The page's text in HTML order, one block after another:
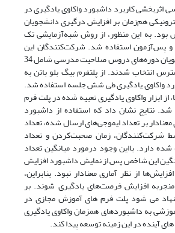
اثربخشی کاربرد داشبورد واکاوی یادگیری در
هم‌زمان بر افزایش درگیری دانشجویان
به این منظور، از روش شبه‌آزمایشی تک
پس‌آزمون استفاده شد. شرکت‌کنندگان این
پژوهش شامل دانشجویان دوره‌های دروس صلاحیت مدرسی شامل 34
انتخاب شدند. از پلتفرم بیگ بلو باتن به
واکاوی یادگیری طی شش جلسه استفاده شد.
ابزار واکاوی یادگیری تعبیه شده در پلت فرم
شد. نتایج نشان داد که استفاده از داشبورد
معنادار بر تعداد ایموجی‌های ارسال شده، تعداد
شرکت‌کنندگان، زمان صحبت‌کردن و تعداد
دارد. بااین وجود درمورد میانگین تعداد
این شاخص‌ پس از نمایش داشبورد افزایش
از نظر آماری معنادار نبود. بنابراین،
افزایش فرصت‌های یادگیری شوند. بر
می شود پلت فرم های آموزش مجازی در
به داشبوردهای همزمان واکاوی یادگیری
آینده در این زمینه توسعه پیدا کند.